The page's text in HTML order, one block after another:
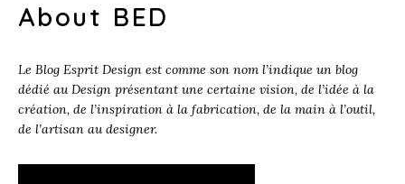
About BED
Le Blog Esprit Design est comme son nom l’indique un blog
dédié au Design présentant une certaine vision, de l’idée à la
création, de l’inspiration à la fabrication, de la main à l’outil,
de l’artisan au designer.